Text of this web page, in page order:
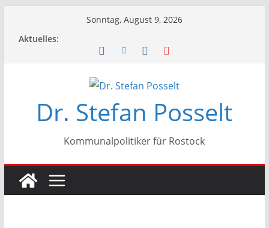
Sonntag, August 9, 2026
Aktuelles:
Dr. Stefan Posselt
Kommunalpolitiker für Rostock